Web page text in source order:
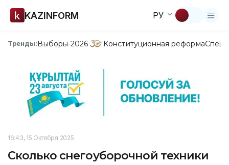
KAZINFORM РУ
Тренды:Выборы-2026 Конституционная реформа
16:43, 15 Октября 2025
Сколько снегоуборочной техники